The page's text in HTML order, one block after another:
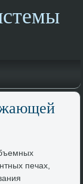
печах,